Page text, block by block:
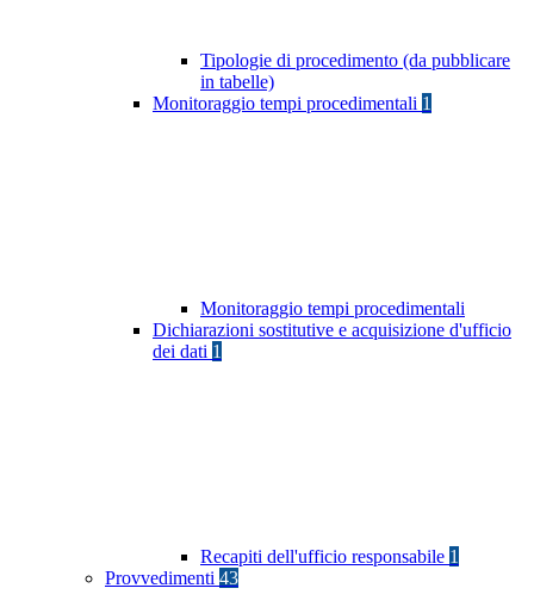
Tipologie di procedimento (da pubblicare
in tabelle)
Monitoraggio tempi procedimentali 1
Monitoraggio tempi procedimentali
Dichiarazioni sostitutive e acquisizione d'ufficio
dei dati 1
Recapiti dell'ufficio responsabile 1
Provvedimenti 43